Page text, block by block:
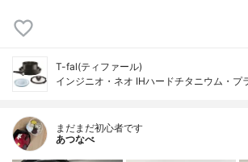
T-fal(ティファール)
インジニオ・ネオ IHハードチタニウム・プ
まだまだ初心者です
あつなべ